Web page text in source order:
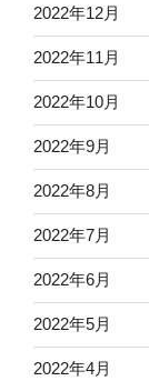
2022年12月
2022年11月
2022年10月
2022年9月
2022年8月
2022年7月
2022年6月
2022年5月
2022年4月